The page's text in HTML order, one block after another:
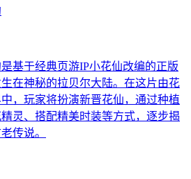
基于经典页游IP小花仙改编的正版
在神秘的拉贝尔大陆。在这片由花
，玩家将扮演新晋花仙，通过种植
灵、搭配精美时装等方式，逐步揭
传说。